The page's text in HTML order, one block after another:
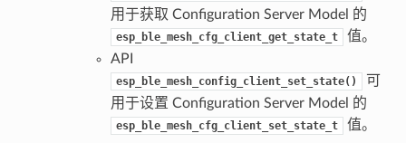
用于获取 Configuration Server Model 的
esp_ble_mesh_cfg_client_get_state_t
值。
API
esp_ble_mesh_config_client_set_state()
可
用于设置 Configuration Server Model 的
esp_ble_mesh_cfg_client_set_state_t 值。